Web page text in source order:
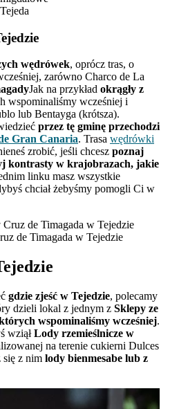
Tejeda
wędrówek, oprócz tras, o
zarówno Charco de La
Jak na przykład okrągły z
wspominaliśmy wcześniej i
lub Bentayga (krótsza).
przez tę gminę przechodzi
Gran Canaria. Trasa wędrówki
zrobić, jeśli chcesz poznaj
kontrasty w krajobrazach, jakie
linku masz wszystkie
chciał żebyśmy pomogli Ci w
de Timagada w Tejedzie
gdzie zjeść w Tejedzie, polecamy
dzieli lokal z jednym z Sklepy ze
wspominaliśmy wcześniej.
wziąłLody rzemieślnicze w
na terenie cukierni Dulces
się z nim lody bienmesabe lub z